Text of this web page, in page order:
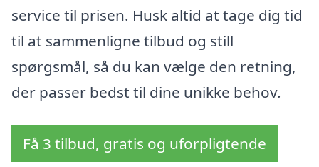
service til prisen. Husk altid at tage dig tid
til at sammenligne tilbud og still
spørgsmål, så du kan vælge den retning,
der passer bedst til dine unikke behov.
Få 3 tilbud, gratis og uforpligtende